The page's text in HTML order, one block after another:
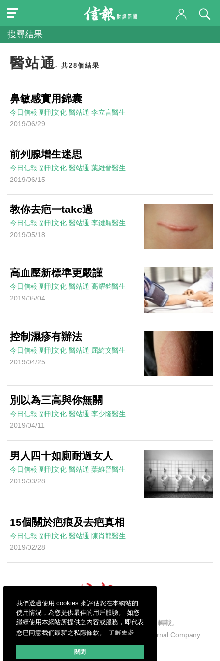
我們透過使用 cookies 來評估您在本網站的
使用情況，為您提供最佳的用戶體驗。 如您
繼續使用本網站所提供之內容或服務，即代表
您已同意我們最新之私隱條款。
了解更多
關閉
搜尋結果
醫站通 - 共28個結果
鼻敏感實用錦囊
今日信報 副刊文化 醫站通 李立言醫生
2019/06/29
前列腺增生迷思
今日信報 副刊文化 醫站通 葉維晉醫生
2019/06/15
教你去疤一take過
今日信報 副刊文化 醫站通 李鍵穎醫生
2019/05/18
高血壓新標準更嚴謹
今日信報 副刊文化 醫站通 高耀鈞醫生
2019/05/04
控制濕疹有辦法
今日信報 副刊文化 醫站通 屈綺文醫生
2019/04/25
別以為三高與你無關
今日信報 副刊文化 醫站通 李少隆醫生
2019/04/11
男人四十如廁耐過女人
今日信報 副刊文化 醫站通 葉維晉醫生
2019/03/28
15個關於疤痕及去疤真相
今日信報 副刊文化 醫站通 陳肖龍醫生
2019/02/28
信報財經新聞有限公司版權所有，不得轉載。
Copyright © 2026 Hong Kong Economic Journal Company
Limited. All rights reserved.